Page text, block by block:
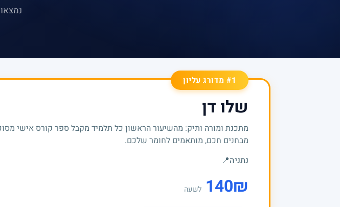
נמצאו
#1 מדורג עליון
שלו דן
מתכנת ומורה ותיק: מהשיעור הראשון כל תלמיד מקבל ספר קורס אישי
מבחנים חכם, מותאמים לחומר שלכם.
נתניה📍
₪
140 לשעה